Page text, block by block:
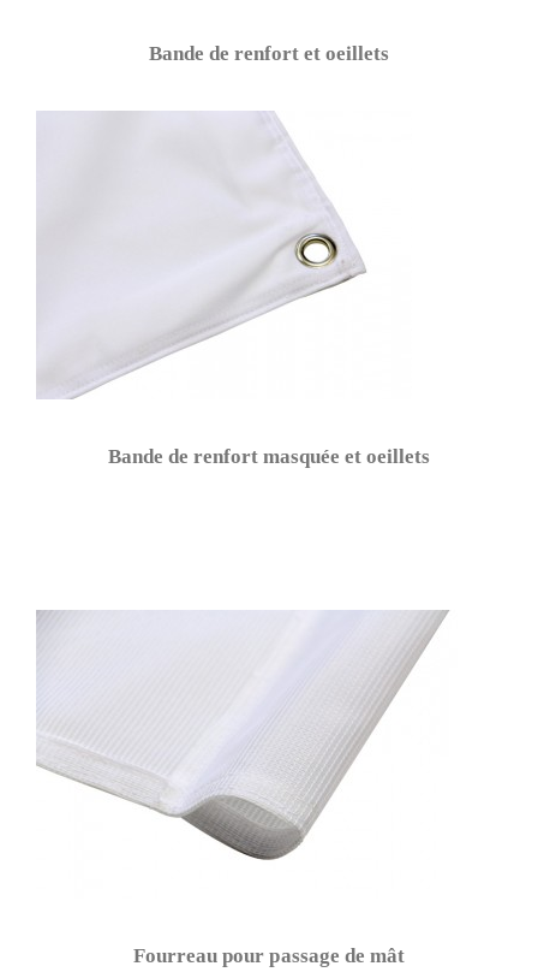
Bande de renfort et oeillets
Bande de renfort masquée et oeillets
Fourreau pour passage de mât